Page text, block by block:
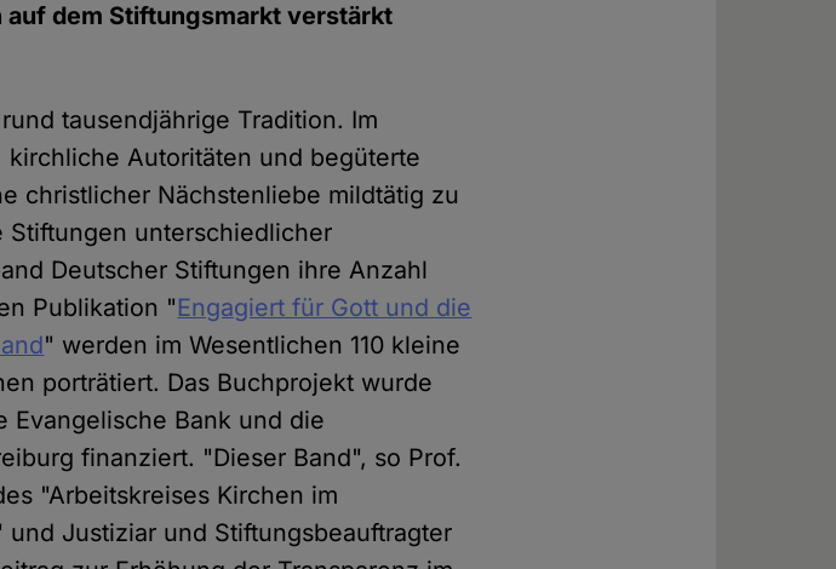
dem Stiftungsmarkt verstärkt
tausendjährige Tradition. Im
Autoritäten und begüterte
christlicher Nächstenliebe mildtätig zu
unterschiedlicher
Deutscher Stiftungen ihre Anzahl
Publikation "Engagiert für Gott und die
" werden im Wesentlichen 110 kleine
porträtiert. Das Buchprojekt wurde
Bank und die
finanziert. "Dieser Band", so Prof.
"Arbeitskreises Kirchen im
Justiziar und Stiftungsbeauftragter